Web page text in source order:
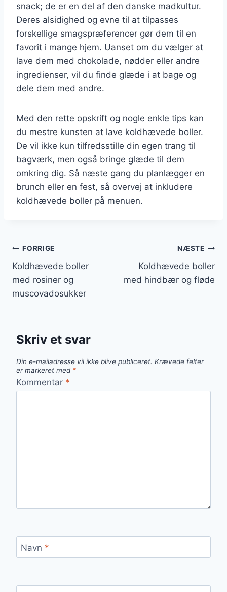
snack; de er en del af den danske madkultur.
Deres alsidighed og evne til at tilpasses
forskellige smagspræferencer gør dem til en
favorit i mange hjem. Uanset om du vælger at
lave dem med chokolade, nødder eller andre
ingredienser, vil du finde glæde i at bage og
dele dem med andre.
Med den rette opskrift og nogle enkle tips kan
du mestre kunsten at lave koldhævede boller.
De vil ikke kun tilfredsstille din egen trang til
bagværk, men også bringe glæde til dem
omkring dig. Så næste gang du planlægger en
brunch eller en fest, så overvej at inkludere
koldhævede boller på menuen.
Indlægsnavigation
FORRIGE
Koldhævede boller
med rosiner og
muscovadosukker
NÆSTE
Koldhævede boller
med hindbær og fløde
Skriv et svar
Din e-mailadresse vil ikke blive publiceret. Krævede felter
er markeret med *
Kommentar *
Navn *